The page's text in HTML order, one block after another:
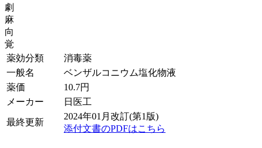
劇
麻
向
覚
薬効分類
消毒薬
一般名
ベンザルコニウム塩化物液
薬価
10.7円
メーカー
日医工
最終更新
2024年01月改訂(第1版)
添付文書のPDFはこちら